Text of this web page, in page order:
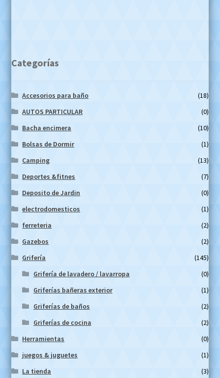
Categorías
Accesorios para baño
(18)
AUTOS PARTICULAR
(0)
Bacha encimera
(10)
Bolsas de Dormir
(1)
Camping
(13)
Deportes &fitnes
(7)
Deposito de Jardin
(0)
electrodomesticos
(1)
ferreteria
(2)
Gazebos
(2)
Grifería
(145)
Grifería de lavadero / lavarropa
(0)
Griferías bañeras exterior
(1)
Griferías de baños
(2)
Griferías de cocina
(2)
Herramientas
(0)
juegos & juguetes
(1)
La tienda
(3)